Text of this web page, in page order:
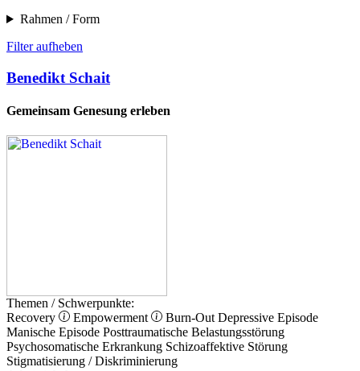
Rahmen / Form
Filter aufheben
Benedikt Schait
Gemeinsam Genesung erleben
Themen / Schwerpunkte:
Recovery
Empowerment Burn-Out Depressive Episode
Manische Episode Posttraumatische Belastungsstörung
Psychosomatische Erkrankung Schizoaffektive Störung
Stigmatisierung / Diskriminierung